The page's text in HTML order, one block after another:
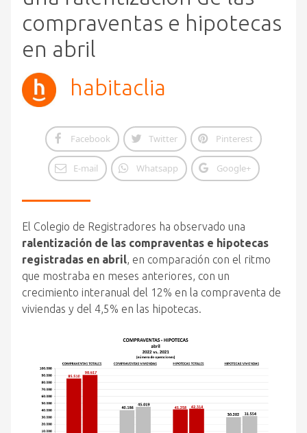
compraventas e hipotecas
en abril
habitaclia
Facebook Twitter Pinterest
E-mail Whatsapp Google+
El Colegio de Registradores ha observado una
ralentización de las compraventas e hipotecas
registradas en abril, en comparación con el ritmo
que mostraba en meses anteriores, con un
crecimiento interanual del 12% en la compraventa de
viviendas y del 4,5% en las hipotecas.